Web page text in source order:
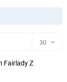
30
30
Fairlady Z